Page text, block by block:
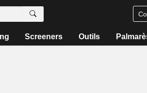
Screeners Outils